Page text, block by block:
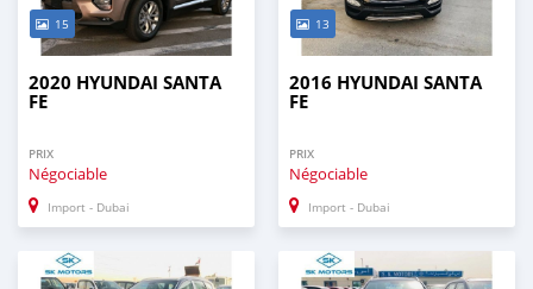
15
2020 HYUNDAI SANTA
FE
PRIX
Négociable
Import - Dubai
13
2016 HYUNDAI SANTA
FE
PRIX
Négociable
Import - Dubai